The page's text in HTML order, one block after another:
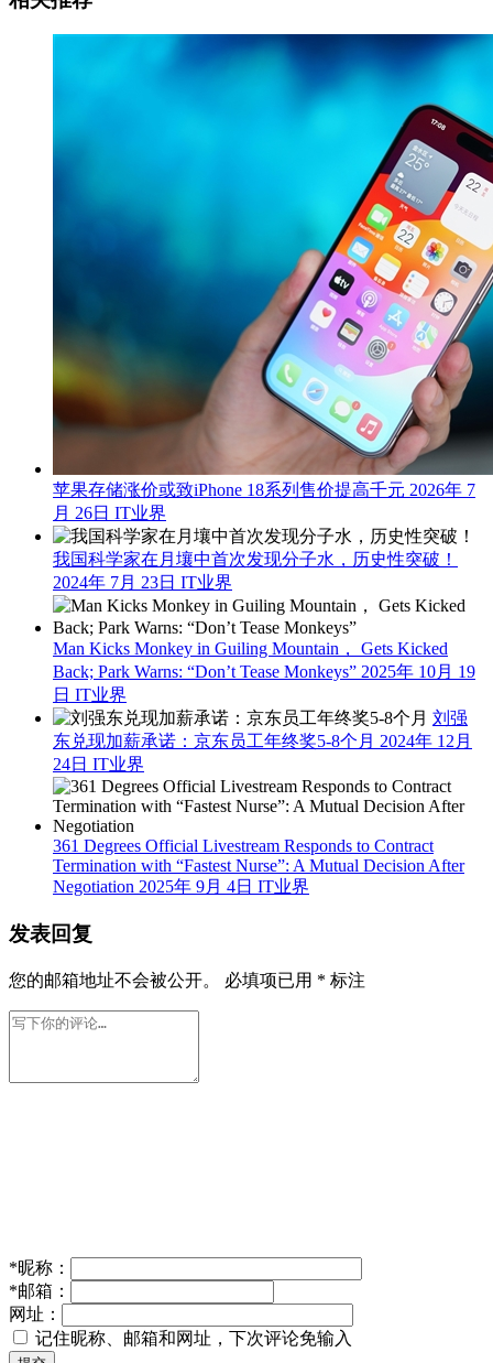
苹果存储涨价或致iPhone 18系列售价提高千元 2026年 7
月 26日 IT业界
我国科学家在月壤中首次发现分子水，历史性突破！
2024年 7月 23日 IT业界
Man Kicks Monkey in Guiling Mountain， Gets Kicked
Back; Park Warns: “Don’t Tease Monkeys” 2025年 10月 19
日 IT业界
刘强
东兑现加薪承诺：京东员工年终奖5-8个月 2024年 12月
24日 IT业界
361 Degrees Official Livestream Responds to Contract
Termination with “Fastest Nurse”: A Mutual Decision After
Negotiation 2025年 9月 4日 IT业界
发表回复
您的邮箱地址不会被公开。 必填项已用 * 标注
*昵称：
*邮箱：
网址：
记住昵称、邮箱和网址，下次评论免输入